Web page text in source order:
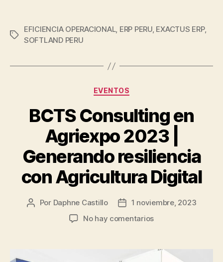
v EFICIENCIA OPERACIONAL, ERP PERU, EXACTUS ERP,
SOFTLAND PERU
EVENTOS
BCTS Consulting en
Agriexpo 2023 |
Generando resiliencia
con Agricultura Digital
Por Daphne Castillo
1 noviembre, 2023
No hay comentarios